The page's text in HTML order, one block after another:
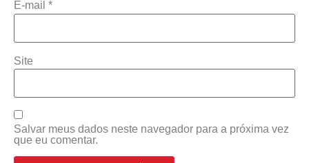
E-mail *
Site
Salvar meus dados neste navegador para a próxima vez
que eu comentar.